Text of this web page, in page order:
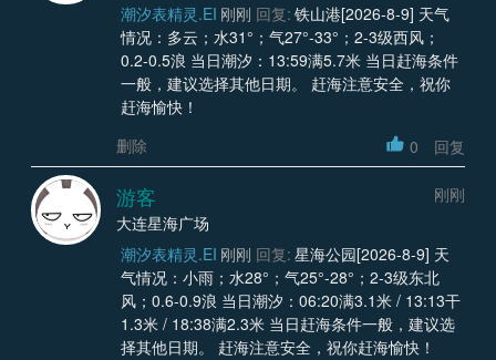
潮汐表精灵.EI 刚刚 回复: 铁山港[2026-8-9] 天气
情况：多云；水31°；气27°-33°；2-3级西风；
0.2-0.5浪 当日潮汐：13:59满5.7米 当日赶海条件
一般，建议选择其他日期。 赶海注意安全，祝你
赶海愉快！
删除
0 回复
游客
刚刚
大连星海广场
潮汐表精灵.EI 刚刚 回复: 星海公园[2026-8-9] 天
气情况：小雨；水28°；气25°-28°；2-3级东北
风；0.6-0.9浪 当日潮汐：06:20满3.1米 / 13:13干
1.3米 / 18:38满2.3米 当日赶海条件一般，建议选
择其他日期。 赶海注意安全，祝你赶海愉快！